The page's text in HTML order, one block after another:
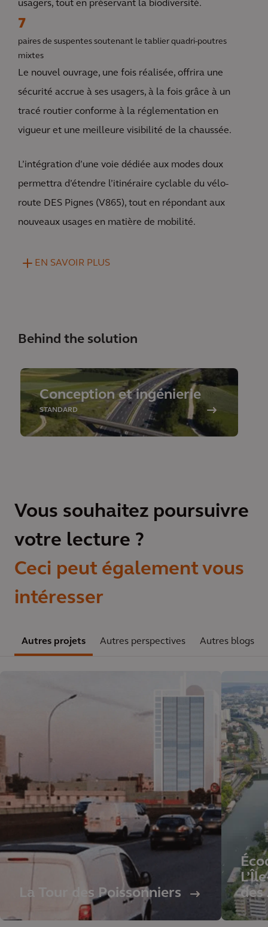
usagers, tout en préservant la biodiversité.
7
paires de suspentes soutenant le tablier quadri-poutres
mixtes
Le nouvel ouvrage, une fois réalisée, offrira une
sécurité accrue à ses usagers, à la fois grâce à un
tracé routier conforme à la réglementation en
vigueur et une meilleure visibilité de la chaussée.
L’intégration d’une voie dédiée aux modes doux
permettra d’étendre l’itinéraire cyclable du vélo-
route DES Pignes (V865), tout en répondant aux
nouveaux usages en matière de mobilité.
EN SAVOIR PLUS
Behind the solution
Conception et ingénierie
STANDARD
Vous souhaitez poursuivre
votre lecture ?
Ceci peut également vous
intéresser
Autres projets Autres perspectives Autres blogs
La Tour des Poissonniers
des